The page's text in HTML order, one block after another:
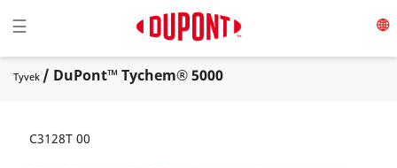
Toggle navigation
☰
Tyvek / DuPont™ Tychem® 5000
C3128T 00